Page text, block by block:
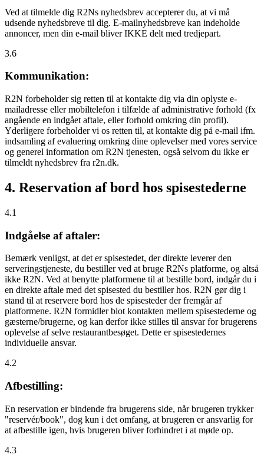
Ved at tilmelde dig R2Ns nyhedsbrev accepterer du, at vi må
udsende nyhedsbreve til dig. E-mailnyhedsbreve kan indeholde
annoncer, men din e-mail bliver IKKE delt med tredjepart.
3.6
Kommunikation:
R2N forbeholder sig retten til at kontakte dig via din oplyste e-
mailadresse eller mobiltelefon i tilfælde af administrative forhold (fx
angående en indgået aftale, eller forhold omkring din profil).
Yderligere forbeholder vi os retten til, at kontakte dig på e-mail ifm.
indsamling af evaluering omkring dine oplevelser med vores service
og generel information om R2N tjenesten, også selvom du ikke er
tilmeldt nyhedsbrev fra r2n.dk.
4. Reservation af bord hos spisestederne
4.1
Indgåelse af aftaler:
Bemærk venligst, at det er spisestedet, der direkte leverer den
serveringstjeneste, du bestiller ved at bruge R2Ns platforme, og altså
ikke R2N. Ved at benytte platformene til at bestille bord, indgår du i
en direkte aftale med det spisested du bestiller hos. R2N gør dig i
stand til at reservere bord hos de spisesteder der fremgår af
platformene. R2N formidler blot kontakten mellem spisestederne og
gæsterne/brugerne, og kan derfor ikke stilles til ansvar for brugerens
oplevelse af selve restaurantbesøget. Dette er spisestedernes
individuelle ansvar.
4.2
Afbestilling:
En reservation er bindende fra brugerens side, når brugeren trykker
"reservér/book", dog kun i det omfang, at brugeren er ansvarlig for
at afbestille igen, hvis brugeren bliver forhindret i at møde op.
4.3